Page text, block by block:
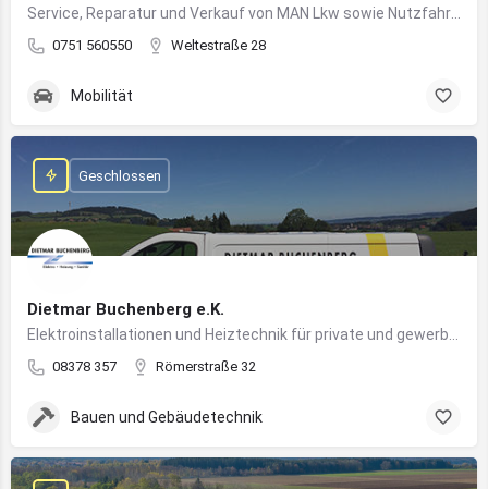
0751 560550 Weltestraße 28
Mobilität
Dietmar Buchenberg e.K.
08378 357 Römerstraße 32
Geschlossen
Bauen und Gebäudetechnik